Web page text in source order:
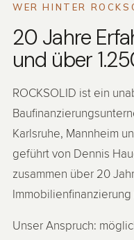
WER HINTER
20 Jahre
und über
ROCKSOLID ist ein
Karlsruhe, Mannheim
geführt von Dennis
zusammen über 20
Unser Anspruch: